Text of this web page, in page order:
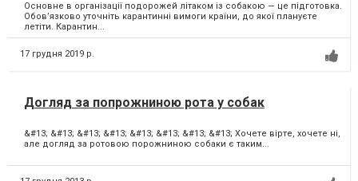
Основне в організації подорожей літаком із собакою — це підготовка.
Обов’язково уточніть карантинні вимоги країни, до якої плануєте
летіти. Карантин...
17 грудня 2019 р.
Догляд за попрожниною рота у собак
&#13; &#13; &#13; &#13; &#13; &#13; &#13; &#13; Хочете вірте, хочете ні,
але догляд за ротовою порожниною собаки є таким...